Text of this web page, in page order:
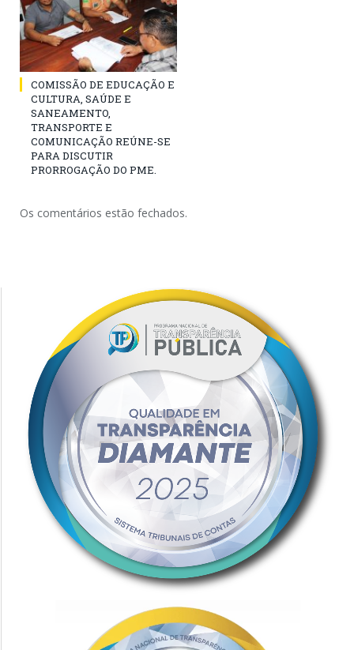
COMISSÃO DE EDUCAÇÃO E
CULTURA, SAÚDE E
SANEAMENTO,
TRANSPORTE E
COMUNICAÇÃO REÚNE-SE
PARA DISCUTIR
PRORROGAÇÃO DO PME.
Os comentários estão fechados.